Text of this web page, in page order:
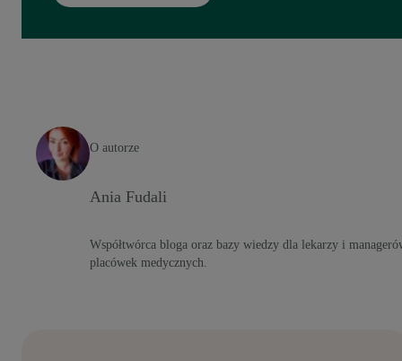
O autorze
Ania Fudali
Współtwórca bloga oraz bazy wiedzy dla lekarzy i
placówek medycznych.